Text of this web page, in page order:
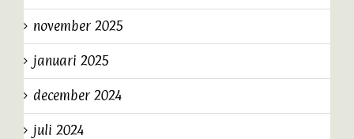
november 2025
januari 2025
december 2024
juli 2024